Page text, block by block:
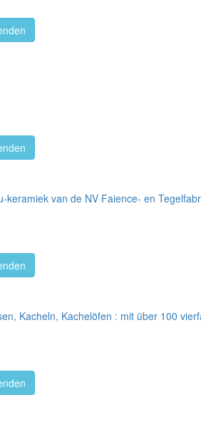
keramiek van de NV Faience- en
Kacheln, Kachelöfen : mit über 100